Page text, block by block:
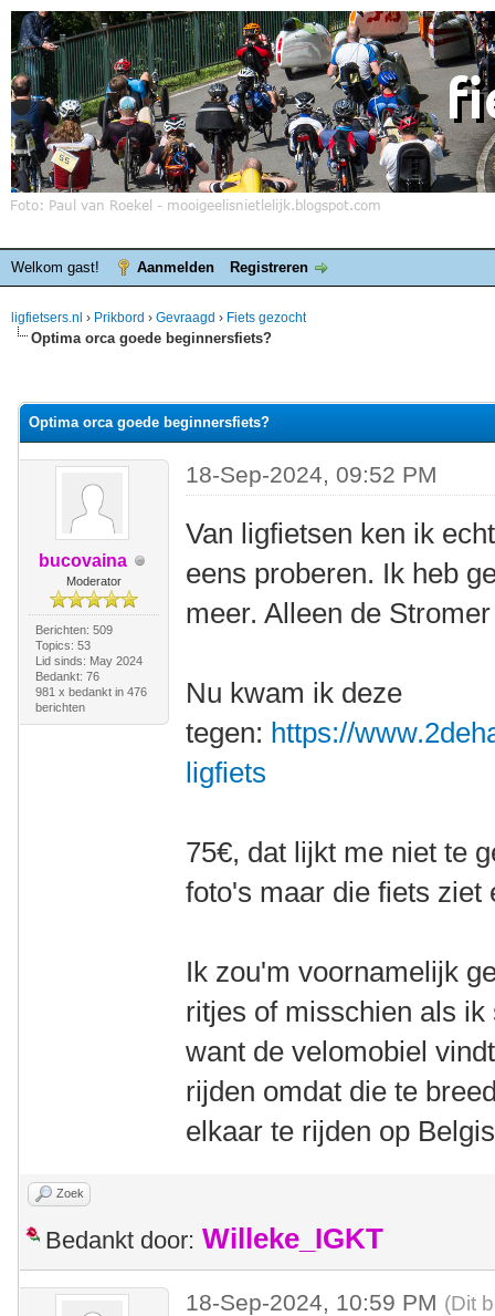
Welkom gast! Aanmelden Registreren
ligfietsers.nl › Prikbord › Gevraagd › Fiets gezocht
Optima orca goede beginnersfiets?
Optima orca goede beginnersfiets?
bucovaina
Moderator
Berichten: 509
Topics: 53
Lid sinds: May 2024
Bedankt: 76
981 x bedankt in 476
berichten
18-Sep-2024, 09:52 PM
Van ligfietsen ken ik
eens proberen. Ik heb
meer. Alleen de
Nu kwam ik deze
tegen: https://
ligfiets
75€, dat lijkt me niet te
foto's maar die fiets ziet
Ik zou'm voornamelijk
ritjes of misschien als
want de velomobiel
rijden omdat die te
elkaar te rijden op
Zoek
Bedankt door: Willeke_IGKT
18-Sep-2024, 10:59 PM (Dit